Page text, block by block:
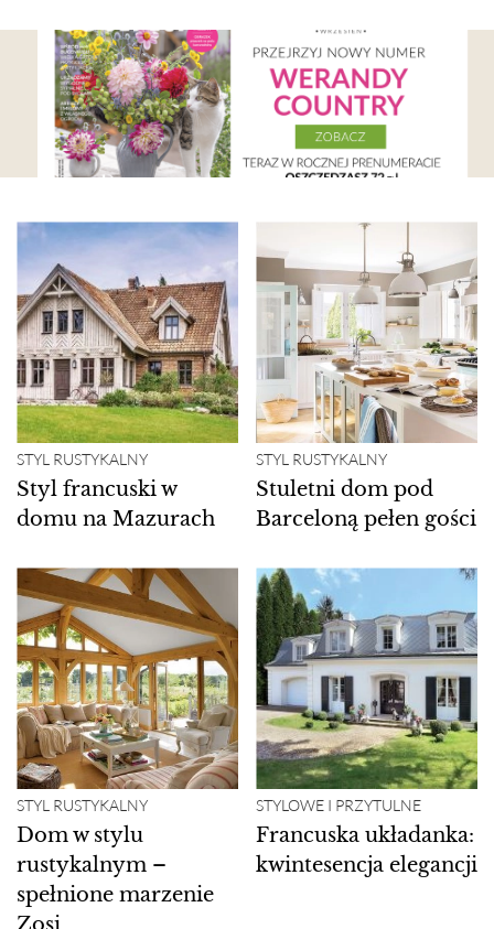
STYL RUSTYKALNY
Styl francuski w
domu na Mazurach
STYL RUSTYKALNY
Stuletni dom pod
Barceloną pełen gości
STYL RUSTYKALNY
Dom w stylu
rustykalnym –
spełnione marzenie
STYLOWE I PRZYTULNE
Francuska układanka:
kwintesencja elegancji